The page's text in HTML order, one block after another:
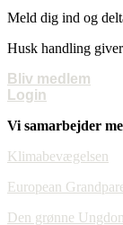
Meld dig ind og
Husk handling
Bliv medlem
Login
Vi samarbejder
Klimabevægelsen
European
Den grønne